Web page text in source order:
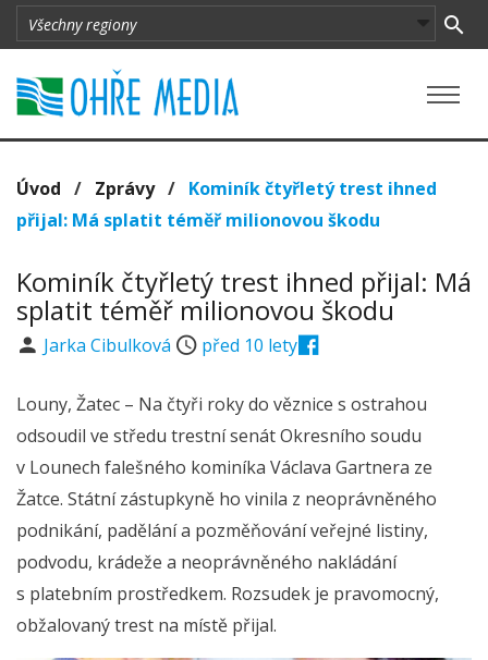
Úvod / Zprávy/ Kominík čtyřletý trest ihned
přijal: Má splatit téměř milionovou škodu
Kominík čtyřletý trest ihned přijal: Má
splatit téměř milionovou škodu
Jarka Cibulková před 10 lety
Louny, Žatec – Na čtyři roky do věznice s ostrahou
odsoudil ve středu trestní senát Okresního soudu
v Lounech falešného kominíka Václava Gartnera ze
Žatce. Státní zástupkyně ho vinila z neoprávněného
podnikání, padělání a pozměňování veřejné listiny,
podvodu, krádeže a neoprávněného nakládání
s platebním prostředkem. Rozsudek je pravomocný,
obžalovaný trest na místě přijal.